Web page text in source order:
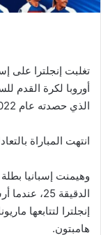
أوروبا لكرة القدم
الذي حصدته عام 2022 بعد مباراة مثيرة.
انتهت المباراة بالتعادل 1-1 بعد الوقت
وهيمنت إسبانيا
الدقيقة
إنجلترا لتتابعها
هامبتون.